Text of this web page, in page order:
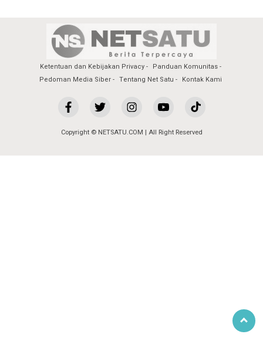
Ketentuan dan Kebijakan Privacy
Panduan Komunitas
Pedoman Media Siber
Tentang Net Satu Kontak Kami
Copyright © NETSATU.COM | All Right Reserved